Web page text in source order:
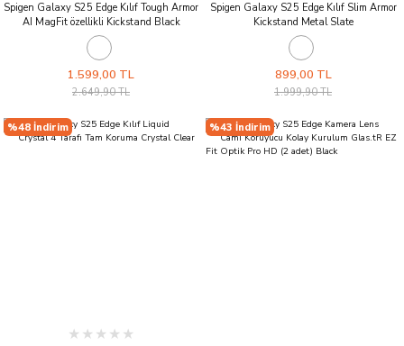
Spigen Galaxy S25 Edge Kılıf Tough Armor
AI MagFit özellikli Kickstand Black
1.599,00 TL
2.649,90 TL
Spigen Galaxy S25 Edge Kılıf Slim Armor
Kickstand Metal Slate
899,00 TL
1.999,90 TL
%48 İndirim %43 İndirim